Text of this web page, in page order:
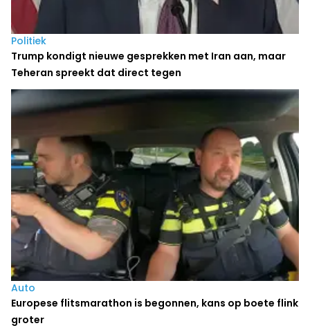
Politiek
Trump kondigt nieuwe gesprekken met Iran aan, maar
Teheran spreekt dat direct tegen
Auto
Europese flitsmarathon is begonnen, kans op boete flink
groter